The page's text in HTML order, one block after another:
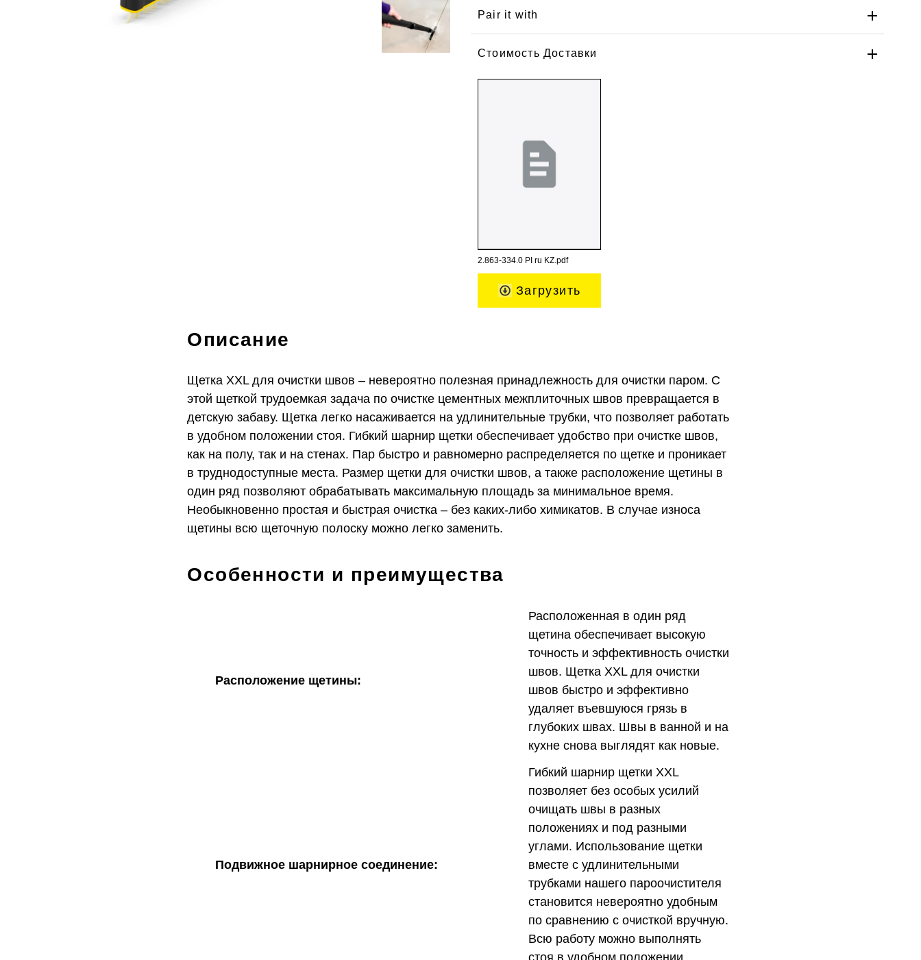
Pair it with
Стоимость Доставки
2.863-334.0 PI ru KZ.pdf
Загрузить
Описание
Щетка XXL для очистки швов – невероятно полезная принадлежность для очистки паром. С
этой щеткой трудоемкая задача по очистке цементных межплиточных швов превращается в
детскую забаву. Щетка легко насаживается на удлинительные трубки, что позволяет работать
в удобном положении стоя. Гибкий шарнир щетки обеспечивает удобство при очистке швов,
как на полу, так и на стенах. Пар быстро и равномерно распределяется по щетке и проникает
в труднодоступные места. Размер щетки для очистки швов, а также расположение щетины в
один ряд позволяют обрабатывать максимальную площадь за минимальное время.
Необыкновенно простая и быстрая очистка – без каких-либо химикатов. В случае износа
щетины всю щеточную полоску можно легко заменить.
Особенности и преимущества
Расположение щетины:
Расположенная в один ряд
щетина обеспечивает высокую
точность и эффективность очистки
швов. Щетка XXL для очистки
швов быстро и эффективно
удаляет въевшуюся грязь в
глубоких швах. Швы в ванной и на
кухне снова выглядят как новые.
Подвижное шарнирное соединение:
Гибкий шарнир щетки XXL
позволяет без особых усилий
очищать швы в разных
положениях и под разными
углами. Использование щетки
вместе с удлинительными
трубками нашего пароочистителя
становится невероятно удобным
по сравнению с очисткой вручную.
Всю работу можно выполнять
стоя в удобном положении.